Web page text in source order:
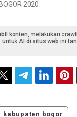
2020
konten, melakukan
AI di situs web ini
kabupaten bogor